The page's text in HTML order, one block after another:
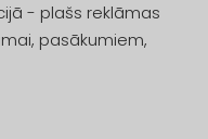
- plašs reklāmas
pasākumiem,